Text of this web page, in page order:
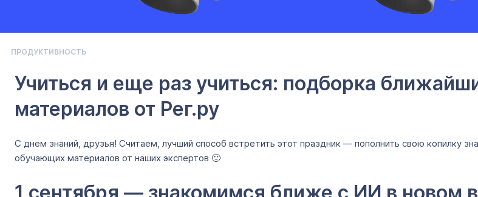
ПРОДУКТИВНОСТЬ
Учиться и еще раз учиться: подборка
материалов от Рег.ру
С днем знаний, друзья! Считаем, лучший способ встретить этот праздник — пополнить свою копилку
обучающих материалов от наших экспертов 🙂